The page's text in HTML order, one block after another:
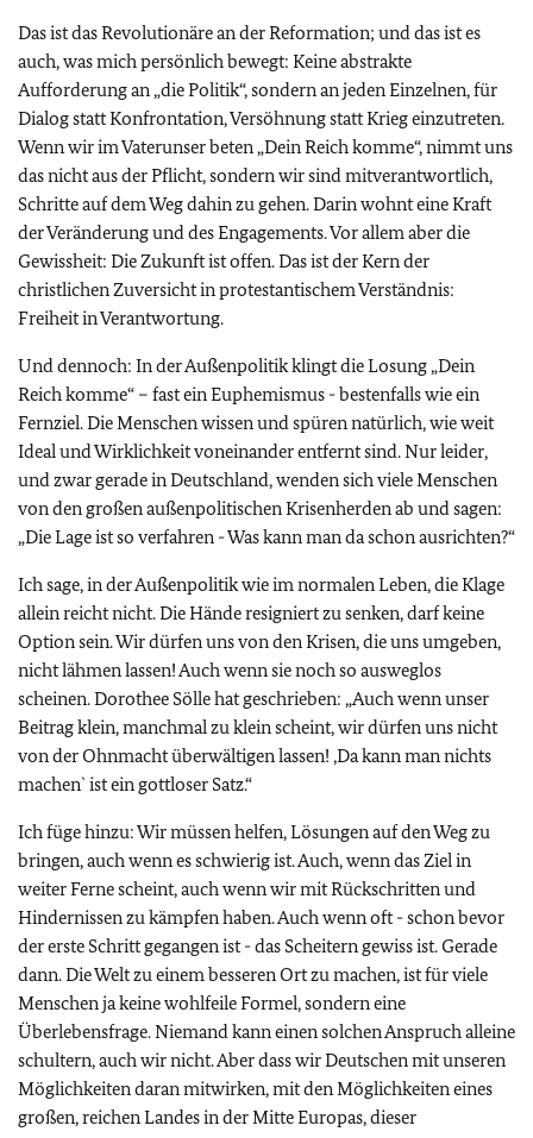
Das ist das Revolutionäre an der Reformation; und das ist es
auch, was mich persönlich bewegt: Keine abstrakte
Aufforderung an „die Politik“, sondern an jeden Einzelnen, für
Dialog statt Konfrontation, Versöhnung statt Krieg einzutreten.
Wenn wir im Vaterunser beten „Dein Reich komme“, nimmt uns
das nicht aus der Pflicht, sondern wir sind mitverantwortlich,
Schritte auf dem Weg dahin zu gehen. Darin wohnt eine Kraft
der Veränderung und des Engagements. Vor allem aber die
Gewissheit: Die Zukunft ist offen. Das ist der Kern der
christlichen Zuversicht in protestantischem Verständnis:
Freiheit in Verantwortung.
Und dennoch: In der Außenpolitik klingt die Losung „Dein
Reich komme“ – fast ein Euphemismus - bestenfalls wie ein
Fernziel. Die Menschen wissen und spüren natürlich, wie weit
Ideal und Wirklichkeit voneinander entfernt sind. Nur leider,
und zwar gerade in Deutschland, wenden sich viele Menschen
von den großen außenpolitischen Krisenherden ab und sagen:
„Die Lage ist so verfahren - Was kann man da schon ausrichten?“
Ich sage, in der Außenpolitik wie im normalen Leben, die Klage
allein reicht nicht. Die Hände resigniert zu senken, darf keine
Option sein. Wir dürfen uns von den Krisen, die uns umgeben,
nicht lähmen lassen! Auch wenn sie noch so ausweglos
scheinen. Dorothee Sölle hat geschrieben: „Auch wenn unser
Beitrag klein, manchmal zu klein scheint, wir dürfen uns nicht
von der Ohnmacht überwältigen lassen! ‚Da kann man nichts
machen` ist ein gottloser Satz.“
Ich füge hinzu: Wir müssen helfen, Lösungen auf den Weg zu
bringen, auch wenn es schwierig ist. Auch, wenn das Ziel in
weiter Ferne scheint, auch wenn wir mit Rückschritten und
Hindernissen zu kämpfen haben. Auch wenn oft - schon bevor
der erste Schritt gegangen ist - das Scheitern gewiss ist. Gerade
dann. Die Welt zu einem besseren Ort zu machen, ist für viele
Menschen ja keine wohlfeile Formel, sondern eine
Überlebensfrage. Niemand kann einen solchen Anspruch alleine
schultern, auch wir nicht. Aber dass wir Deutschen mit unseren
Möglichkeiten daran mitwirken, mit den Möglichkeiten eines
großen, reichen Landes in der Mitte Europas, dieser